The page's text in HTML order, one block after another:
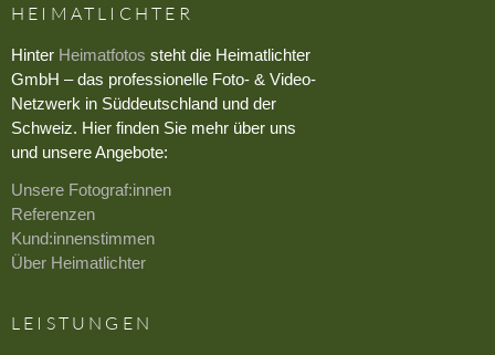
HEIMATLICHTER
Hinter Heimatfotos steht die Heimatlichter
GmbH – das professionelle Foto- & Video-
Netzwerk in Süddeutschland und der
Schweiz. Hier finden Sie mehr über uns
und unsere Angebote:
Unsere Fotograf:innen
Referenzen
Kund:innenstimmen
Über Heimatlichter
LEISTUNGEN